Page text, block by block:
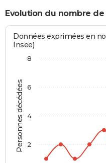
Evolution du nombre de
Personnes décédées
Données exprimées en
Insee)
2
4
6
8